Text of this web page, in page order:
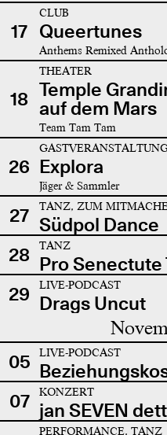
17
CLUB
Queertunes
Anthems Remixed
18
THEATER
Temple
auf dem Mars
Team Tam Tam
26 Explora
Jäger & Sammler
27 TANZ, ZUM
Südpol Dance
28
TANZ
Pro Senectute
29
LIVE-PODCAST
Drags Uncut
05 LIVE-PODCAST
07
KONZERT
jan SEVEN
PERFORMANCE, TANZ